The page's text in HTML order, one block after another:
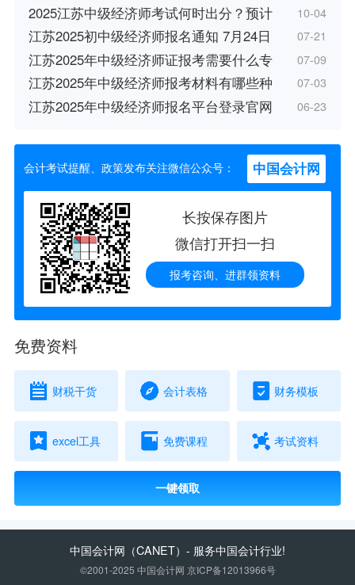
2025江苏中级经济师考试何时出分？预计 10-04
江苏2025初中级经济师报名通知 7月24日 07-21
江苏2025年中级经济师证报考需要什么专 07-09
江苏2025年中级经济师报考材料有哪些种 07-03
江苏2025年中级经济师报名平台登录官网 06-23
会计考试提醒、政策发布关注微信公众号： 中国会计网
长按保存图片
微信打开扫一扫
报考咨询、进群领资料
免费资料
财税干货 会计表格 财务模板
excel工具 免费课程 考试资料
一键领取
中国会计网 （CANET）- 服务中国会计行业!
©2001-2025 中国会计网 京ICP备12013966号